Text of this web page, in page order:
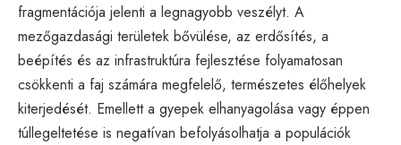
fragmentációja jelenti a legnagyobb veszélyt. A
mezőgazdasági területek bővülése, az erdősítés, a
beépítés és az infrastruktúra fejlesztése folyamatosan
csökkenti a faj számára megfelelő, természetes élőhelyek
kiterjedését. Emellett a gyepek elhanyagolása vagy éppen
túllegeltetése is negatívan befolyásolhatja a populációk